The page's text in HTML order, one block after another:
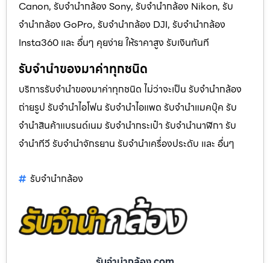
Canon, รับจำนำกล้อง Sony, รับจำนำกล้อง Nikon, รับ
จำนำกล้อง GoPro, รับจำนำกล้อง DJI, รับจำนำกล้อง
Insta360 และ อื่นๆ คุยง่าย ให้ราคาสูง รับเงินทันที
รับจำนำของมาค่าทุกชนิด
บริการรับจำนำของมาค่าทุกชนิด ไม่ว่าจะเป็น รับจํานํากล้อง
ถ่ายรูป รับจํานําไอโฟน รับจํานําไอแพด รับจํานําแมคบุ๊ค รับ
จํานําสินค้าแบรนด์เนม รับจํานํากระเป๋า รับจํานํานาฬิกา รับ
จํานําทีวี รับจํานําจักรยาน รับจํานําเครื่องประดับ และ อื่นๆ
รับจํานํากล้อง